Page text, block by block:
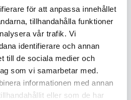
för att anpassa innehållet
tillhandahålla funktioner
vår trafik. Vi
identifierare och annan
till de sociala medier och
som vi samarbetar med.
informationen med annan
eller som de har
ökar trivseln och
Vi skräddarsyr
er verksamhet.